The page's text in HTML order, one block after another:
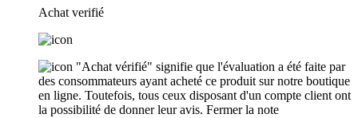
Achat verifié
"Achat vérifié" signifie que l'évaluation a été faite par
des consommateurs ayant acheté ce produit sur notre boutique
en ligne. Toutefois, tous ceux disposant d'un compte client ont
la possibilité de donner leur avis. Fermer la note